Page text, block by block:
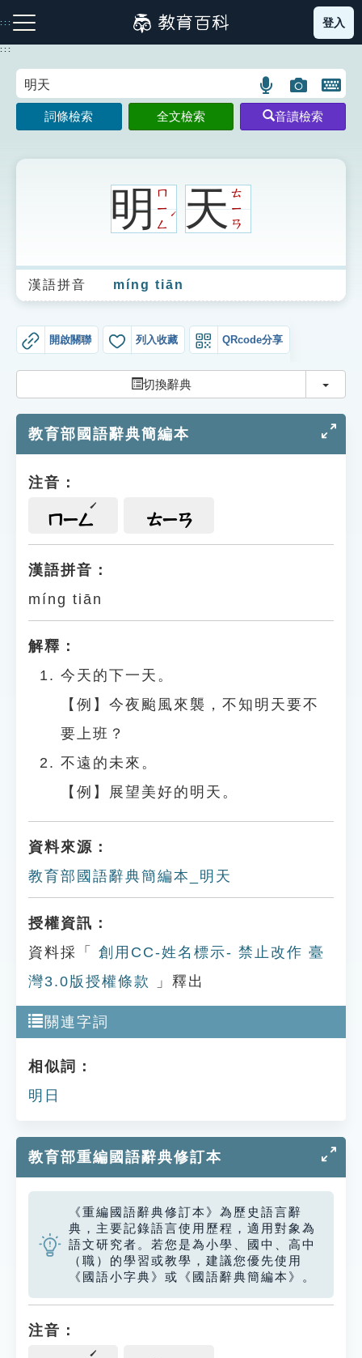
到
主
:::
注音索引圖示 筆畫索引圖示 部首索引表圖示
生字詞彙表
成語故事
索引選單
單字索引
遊戲專區
貓頭鷹博士
登入
:::
語
言
搜
圖
片
搜
開
鍵
圖
詞條檢索 全文檢索 音讀檢索
明ㄇ
ㄧ
ㄥ
ˊ 天ㄊ
ㄧ
ㄢ
漢語拼音 míng tiān
開啟關聯 列入收藏 QRcode分享
切換辭典 切換
教育部國語辭典簡編本
注音：
ㄇㄧㄥ ㄊㄧㄢ
漢語拼音：
míng tiān
解釋：
今天的下一天。
【例】今夜颱風來襲，不知明天要不
要上班？
不遠的未來。
【例】展望美好的明天。
資料來源：
教育部國語辭典簡編本_明天
授權資訊：
資料採「
創用CC-姓名標示- 禁止改作 臺
灣3.0版授權條款
」釋出
關連字詞
相似詞：
明日
教育部重編國語辭典修訂本
《重編國語辭典修訂本》為歷史語言辭
典，主要記錄語言使用歷程，適用對象為
語文研究者。若您是為小學、國中、高中
（職）的學習或教學，建議您優先使用
《國語小字典》或《國語辭典簡編本》。
注音：